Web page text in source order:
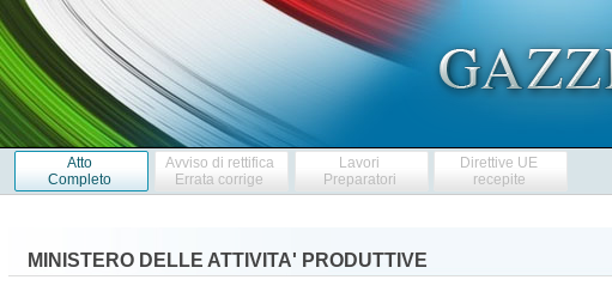
Atto
Completo
Avviso di rettifica
Errata corrige
Lavori
Preparatori
Direttive UE
recepite
MINISTERO DELLE ATTIVITA' PRODUTTIVE